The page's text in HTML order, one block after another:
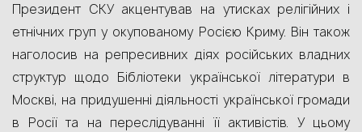
Президент СКУ акцентував на утисках релігійних і
етнічних груп у окупованому Росією Криму. Він також
наголосив на репресивних діях російських владних
структур щодо Бібліотеки української літератури в
Москві, на придушенні діяльності української громади
в Росії та на переслідуванні її активістів. У цьому